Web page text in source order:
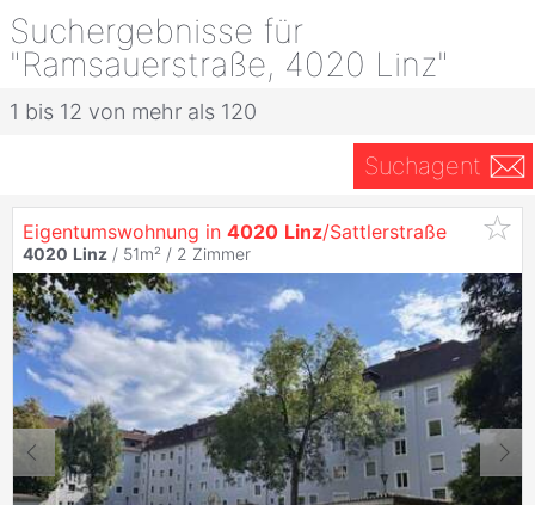
Suchergebnisse für
"Ramsauerstraße, 4020 Linz"
1 bis 12 von mehr als 120
Suchagent
Eigentumswohnung in 4020 Linz/Sattlerstraße
4020 Linz / 51m² / 2 Zimmer